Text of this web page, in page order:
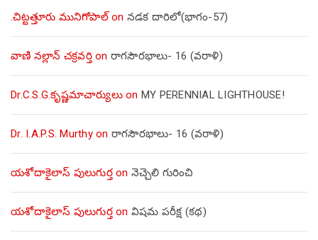
.చిట్టత్తూరు మునిగోపాల్on నడక దారిలో(భాగం-57)
వాణి నల్లాన్ చక్రవర్తిon రాగసౌరభాలు- 16 (వరాళి)
Dr.C.S.G.కృష్ణమాచార్యులుon MY PERENNIAL LIGHTHOUSE!
Dr. I.A.P.S. Murthyon రాగసౌరభాలు- 16 (వరాళి)
యశోదాకైలాస్ పులుగుర్తon నెచ్చెలి గురించి
యశోదాకైలాస్ పులుగుర్తon విషమ పరీక్ష (క‌థ‌)